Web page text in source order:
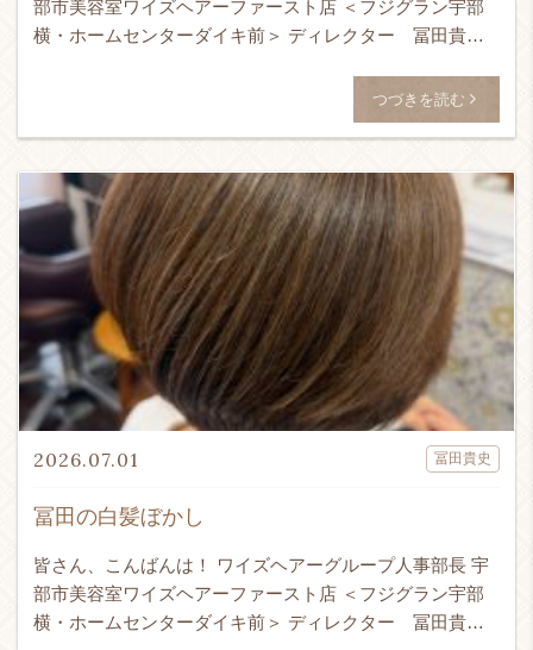
部市美容室ワイズヘアーファースト店 ＜フジグラン宇部
横・ホームセンターダイキ前＞ ディレクター 冨田貴史
つづきを読む
冨田の白髪ぼかし
2026.07.01 冨田貴史
皆さん、こんばんは！ ワイズヘアーグループ人事部長 宇
部市美容室ワイズヘアーファースト店 ＜フジグラン宇部
横・ホームセンターダイキ前＞ ディレクター 冨田貴史